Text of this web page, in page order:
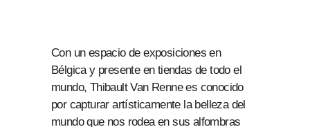
Con un espacio de exposiciones en
Bélgica y presente en tiendas de todo el
mundo, Thibault Van Renne es conocido
por capturar artísticamente la belleza del
mundo que nos rodea en sus alfombras